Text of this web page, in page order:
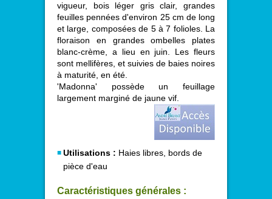
vigueur, bois léger gris clair, grandes
feuilles pennées d'environ 25 cm de long
et large, composées de 5 à 7 folioles. La
floraison en grandes ombelles plates
blanc-crème, a lieu en juin. Les fleurs
sont mellifères, et suivies de baies noires
à maturité, en été.
'Madonna' possède un feuillage
largement marginé de jaune vif.
Utilisations : Haies libres, bords de
pièce d'eau
Caractéristiques générales :